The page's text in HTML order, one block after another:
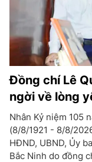
Đồng chí Lê
ngời về lòng
Nhân Kỷ niệm 105
(8/8/1921 - 8/8/
HĐND, UBND, Ủy
Bắc Ninh do đồng